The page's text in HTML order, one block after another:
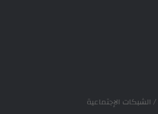
/ الشبكات الإجتماعية